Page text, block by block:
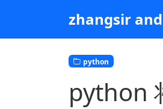
主
zhangsir
python
python